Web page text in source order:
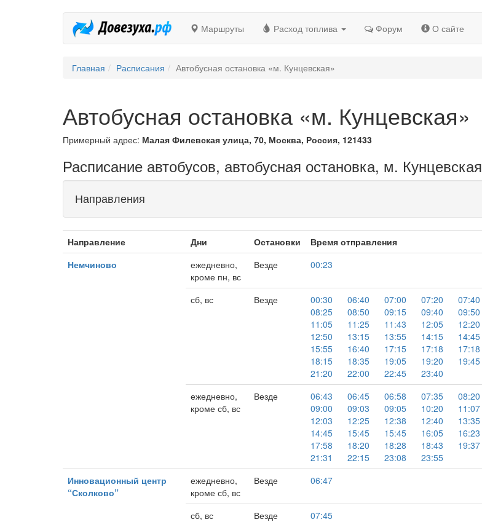
Маршруты Расход топлива Форум О сайте
Главная Расписания Автобусная остановка «м. Кунцевская»
Автобусная остановка «м. Кунцевская»
Примерный адрес: Малая Филевская улица, 70, Москва, Россия, 121433
Расписание автобусов, автобусная остановка, м. Кунцевская
Направления
Направление Дни Остановки
Время отправления
Немчиново
ежедневно,
кроме пн, вс
Везде 00:23
сб, вс Везде 00:30 06:40 07:00 07:20 07:40
08:25
08:50 09:15 09:40 09:50
11:05
11:25 11:43 12:05 12:20
12:50
13:15 13:55 14:15 14:45
15:55
16:40 17:15 17:18 17:18
18:15
18:35 19:05 19:20 19:45
21:20
22:00 22:45
23:40
ежедневно,
кроме сб, вс
Везде 06:43 06:45 06:58 07:35 08:20
09:00
09:03 09:05 10:20 11:07
12:03
12:25 12:38 12:40 13:35
14:45
15:45 15:45 16:05 16:23
17:58
18:20 18:28 18:43 19:37
21:31
22:15 23:08
23:55
Инновационный центр
“Сколково”
ежедневно,
кроме сб, вс
Везде 06:47
сб, вс Везде
07:45